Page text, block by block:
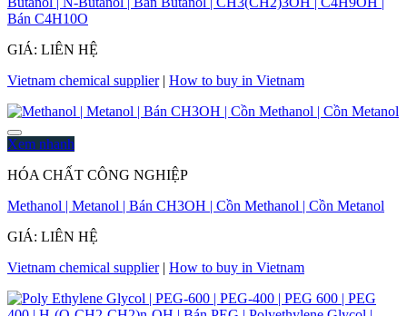
Bán C4H10O
GIÁ: LIÊN HỆ
Vietnam chemical supplier| How to buy in Vietnam
Xem nhanh
HÓA CHẤT CÔNG NGHIỆP
Methanol | Metanol | Bán CH3OH | Cồn Methanol | Cồn Metanol
GIÁ: LIÊN HỆ
Vietnam chemical supplier| How to buy in Vietnam